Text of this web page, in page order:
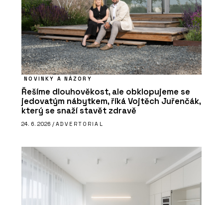
NOVINKY A NÁZORY
Řešíme dlouhověkost, ale obklopujeme se
jedovatým nábytkem, říká Vojtěch Juřenčák,
který se snaží stavět zdravě
24. 6. 2026 / ADVERTORIAL